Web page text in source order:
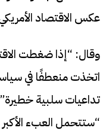
عكس الاقتصاد
وقال: “إذا ضغطت
اتخذت منعطفًا في
تداعيات سلبية
“ستتحمل العبء الأكبر